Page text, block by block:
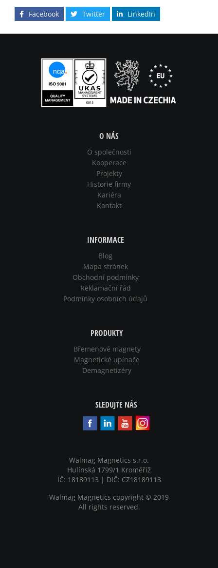
Facebook Twitter LinkedIn
O NÁS
O společnosti
Kooperace
Projekty
Historie firmy
Kariéra
Kontakt
INFORMACE
Blog
Mapa stránek
Obchodní podmínky
Reklamační řád
Podmínky osobních údajů
PRODUKTY
Břemenové magnety
Magnetické upínače
Demagnetizéry
SLEDUJTE NÁS
Walmag Magnetics s.r.o.
Hulínská 1799/1 Kroměříž
IČ: 18189113 | DIČ: CZ18189113
Walmag Magnetics copyright © 2019
All rights reserved.